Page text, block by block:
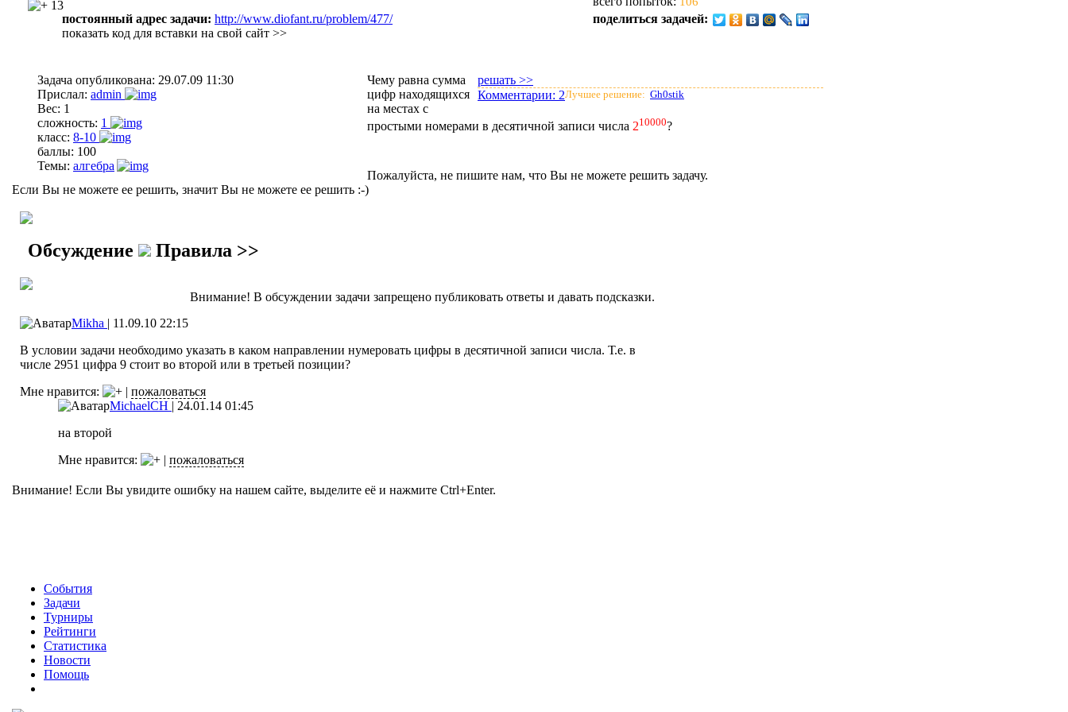
13
постоянный адрес задачи: http://www.diofant.ru/problem/477/
показать код для вставки на свой сайт >>
поделиться задачей:
Задача опубликована: 29.07.09 11:30
Прислал: admin
Вес: 1
сложность: 1
класс: 8-10
баллы: 100
Темы: алгебра
решать >>
Комментарии: 2Лучшее решение: Gh0stik
Чему равна сумма
цифр находящихся
на местах с
простыми номерами в десятичной записи числа 210000?
Пожалуйста, не пишите нам, что Вы не можете решить задачу.
Если Вы не можете ее решить, значит Вы не можете ее решить :-)
Обсуждение Правила >>
Внимание! В обсуждении задачи запрещено публиковать ответы и давать подсказки.
Mikha | 11.09.10 22:15
В условии задачи необходимо указать в каком направлении нумеровать цифры в десятичной записи числа. Т.е. в
числе 2951 цифра 9 стоит во второй или в третьей позиции?
Мне нравится:
| пожаловаться
MichaelCH | 24.01.14 01:45
на второй
Мне нравится:
| пожаловаться
Внимание! Если Вы увидите ошибку на нашем сайте, выделите её и нажмите Ctrl+Enter.
События
Задачи
Турниры
Рейтинги
Статистика
Новости
Помощь